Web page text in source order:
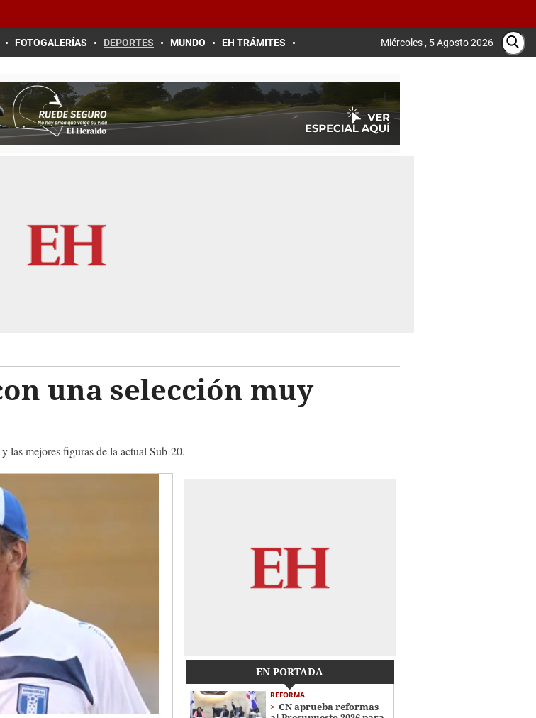
FOTOGALERÍAS DEPORTES MUNDO EH TRÁMITES Miércoles , 5 Agosto 2026
una selección muy
las mejores figuras de la actual Sub-20.
EN PORTADA
REFORMA
CN aprueba reformas